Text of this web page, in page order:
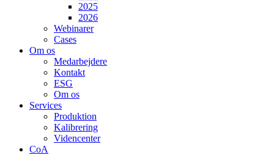
2025
2026
Webinarer
Cases
Om os
Medarbejdere
Kontakt
ESG
Om os
Services
Produktion
Kalibrering
Videncenter
CoA